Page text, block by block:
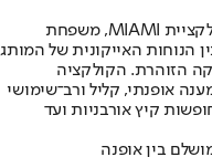
Crocs פותחת את קיץ 2026 עם השקת קולקציית MIAMI, משפחת
הנוחות האייקונית של המותג
הזוהרת. הקולקציה
אופנתי, קליל ורב־שימושי
קיץ אורבניות ועד
בין אופנה